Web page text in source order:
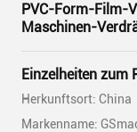
PVC-Form-Film-
Maschinen-
Einzelheiten zum
Herkunftsort: China
Markenname: